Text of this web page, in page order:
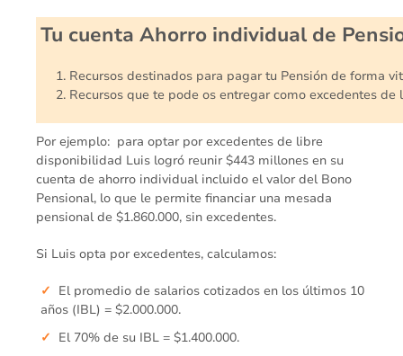
Tu cuenta Ahorro individual de
Recursos destinados para pagar tu Pensión de forma
Recursos que te pode os entregar como excedentes
Por ejemplo: para optar por excedentes de libre
disponibilidad Luis logró reunir $443 millones en su
cuenta de ahorro individual incluido el valor del Bono
Pensional, lo que le permite financiar una mesada
pensional de $1.860.000, sin excedentes.
Si Luis opta por excedentes, calculamos:
El promedio de salarios cotizados en los últimos 10
años (IBL) = $2.000.000.
El 70% de su IBL = $1.400.000.